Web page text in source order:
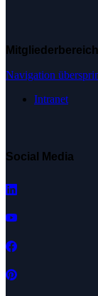
Mitgliederbereich
Navigation
Intranet
Social Media